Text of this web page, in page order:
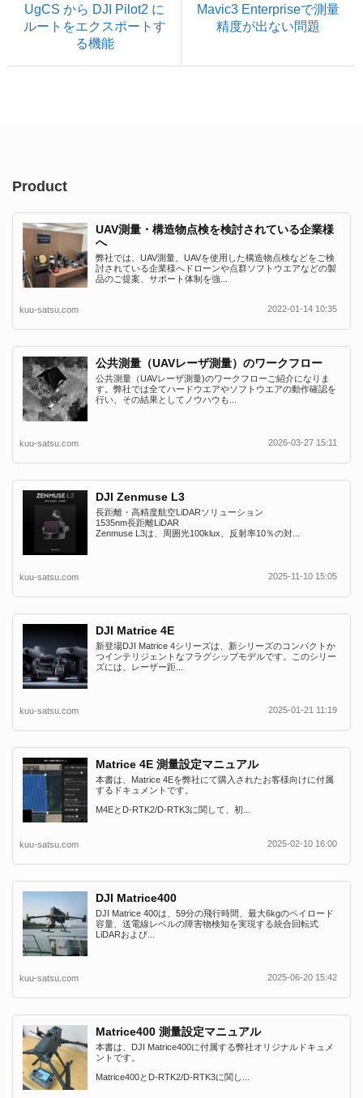
UgCS から DJI Pilot2 に
ルートをエクスポートす
る機能
Mavic3 Enterpriseで測量
精度が出ない問題
Product
UAV測量・構造物点検を検討されている企業様
へ
弊社では、UAV測量、UAVを使用した構造物点検などをご検
討されている企業様へドローンや点群ソフトウエアなどの製
品のご提案、サポート体制を強...
kuu-satsu.com 2022-01-14 10:35
公共測量（UAVレーザ測量）のワークフロー
公共測量（UAVレーザ測量)のワークフローご紹介になりま
す。弊社では全てハードウエアやソフトウエアの動作確認を
行い、その結果としてノウハウも...
kuu-satsu.com 2026-03-27 15:11
DJI Zenmuse L3
長距離・高精度航空LiDARソリューション
1535nm長距離LiDAR
Zenmuse L3は、周囲光100klux、反射率10％の対...
kuu-satsu.com 2025-11-10 15:05
DJI Matrice 4E
新登場DJI Matrice 4シリーズは、新シリーズのコンパクトか
つインテリジェントなフラグシップモデルです。このシリー
ズには、レーザー距...
kuu-satsu.com 2025-01-21 11:19
Matrice 4E 測量設定マニュアル
本書は、Matrice 4Eを弊社にて購入されたお客様向けに付属
するドキュメントです。
M4EとD-RTK2/D-RTK3に関して、初...
kuu-satsu.com 2025-02-10 16:00
DJI Matrice400
DJI Matrice 400は、59分の飛行時間、最大6kgのペイロード
容量、送電線レベルの障害物検知を実現する統合回転式
LiDARおよび...
kuu-satsu.com 2025-06-20 15:42
Matrice400 測量設定マニュアル
本書は、DJI Matrice400に付属する弊社オリジナルドキュメ
ントです。
Matrice400とD-RTK2/D-RTK3に関し...